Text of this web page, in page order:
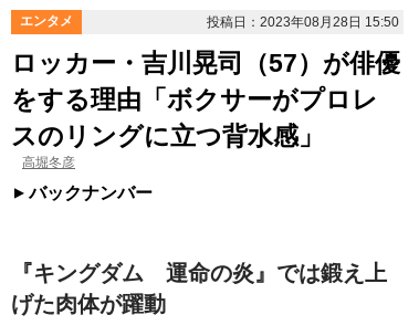
エンタメ 投稿日：2023年08月28日 15:50
ロッカー・吉川晃司（57）が俳優
をする理由「ボクサーがプロレ
スのリングに立つ背水感」
高堀冬彦
バックナンバー
『キングダム 運命の炎』では鍛え上
げた肉体が躍動